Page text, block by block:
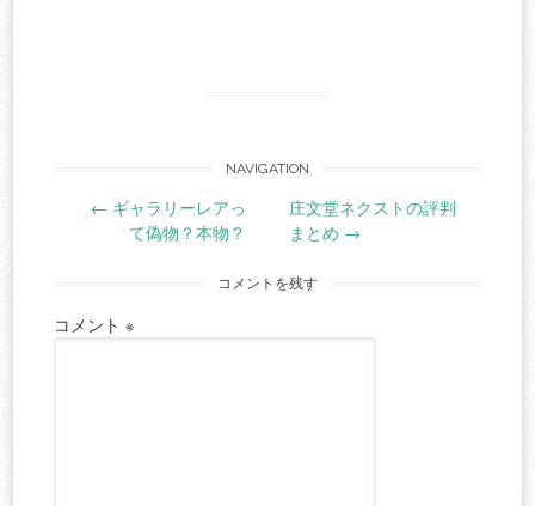
navigation
NAVIGATION
← ギャラリーレアっ
て偽物？本物？
庄文堂ネクストの評判
まとめ →
コメントを残す
コメント※